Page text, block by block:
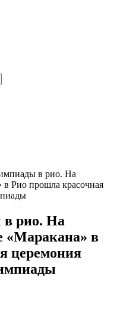
в рио. На
в Рио прошла красочная
рио. На
«Маракана» в
церемония